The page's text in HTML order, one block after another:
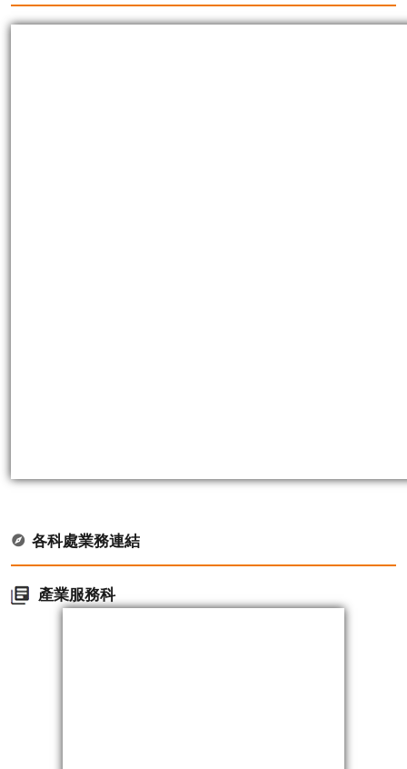
各科處業務連結
產業服務科